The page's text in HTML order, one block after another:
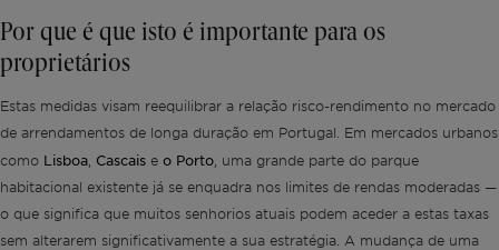
Por que é que isto é importante para os
proprietários
Estas medidas visam reequilibrar a relação risco-rendimento no mercado
de arrendamentos de longa duração em Portugal. Em mercados urbanos
como Lisboa Cascais e o Porto , uma grande parte do parque
habitacional existente já se enquadra nos limites de rendas moderadas —
o que significa que muitos senhorios atuais podem aceder a estas taxas
sem alterarem significativamente a sua estratégia. A mudança de uma